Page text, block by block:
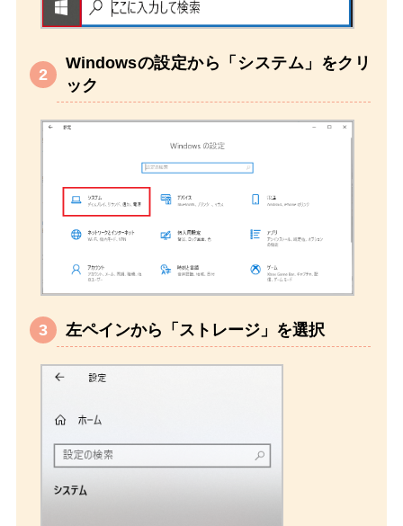
Windowsの設定から「システム」をクリ
ック
左ペインから「ストレージ」を選択